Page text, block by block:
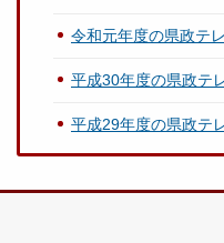
令和元年度の県政テ
平成30年度の県政テ
平成29年度の県政テ